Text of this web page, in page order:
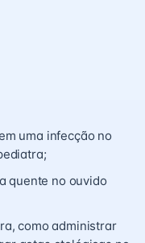
uma infecção no
quente no ouvido
como administrar